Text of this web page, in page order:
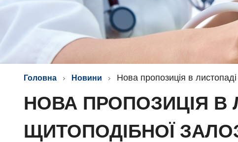
Головна Новини Нова пропозиція в
НОВА ПРОПОЗИЦІЯ В
ЩИТОПОДІБНОЇ